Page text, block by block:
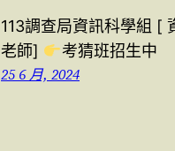
113調查局資訊科學組 [
老師]
考猜班招生中
25 6 月, 2024